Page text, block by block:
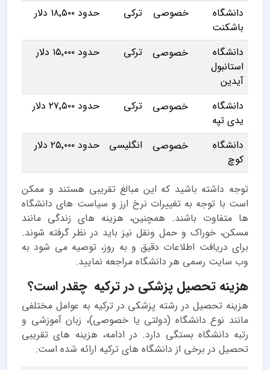
دانشگاه
باشکنت
خصوصی ترکی حدود ۱۸٬۵۰۰ دلار
دانشگاه
استانبول
آیدین
خصوصی ترکی حدود ۱۵٬۰۰۰ دلار
دانشگاه
یدی تپه
خصوصی ترکی حدود ۲۷٬۵۰۰ دلار
دانشگاه
کوچ
خصوصی انگلیسی حدود ۲۵٬۰۰۰ دلار
توجه داشته باشید که این مبالغ تقریبی هستند و ممکن
است با توجه به تغییرات نرخ ارز و سیاست های دانشگاه
ها متفاوت باشند. همچنین، هزینه های زندگی مانند
مسکن، خوراک و حمل ونقل نیز باید در نظر گرفته شوند.
برای دریافت اطلاعات دقیق و به روز، توصیه می شود به
وب سایت رسمی هر دانشگاه مراجعه نمایید.
هزینه تحصیل پزشکی در ترکیه چقدر است؟
هزینه تحصیل در رشته پزشکی در ترکیه به عوامل مختلفی
مانند نوع دانشگاه (دولتی یا خصوصی)، زبان آموزشی و
رتبه دانشگاه بستگی دارد. در ادامه، هزینه های تقریبی
تحصیل در برخی از دانشگاه های ترکیه ارائه شده است: